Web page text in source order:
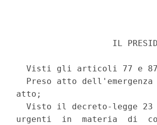
IL
Visti gli articoli 77 e
Preso atto
atto;
Visto il decreto-legge
urgenti  in  materia  di